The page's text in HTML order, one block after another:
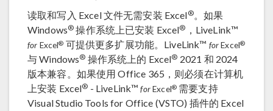
读取和写入 Excel 文件无需安装 Excel®。如果
Windows® 操作系统上已安装 Excel® ，LiveLink™
for Excel® 可提供更多扩展功能。LiveLink™ forExcel®
与 Windows® 操作系统上的 Excel® 2021 和 2024
版本兼容。如果使用 Office 365，则必须在计算机
上安装 Excel® - LiveLink™forExcel®需要支持
Visual Studio Tools for Office (VSTO) 插件的 Excel